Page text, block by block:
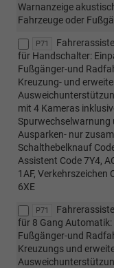
Warnanzeige
Fahrzeuge oder
P71
für Handschalter:
Fußgänger-und
Kreuzung- und
mit 4 Kameras
Spurwechselwarnung
Ausparken- nur
Schalthebelknauf
Assistent Code 7Y4,
1AF, Verkehrszeichen
6XE
P71
für 8 Gang
Fußgänger-und
Kreuzungs und